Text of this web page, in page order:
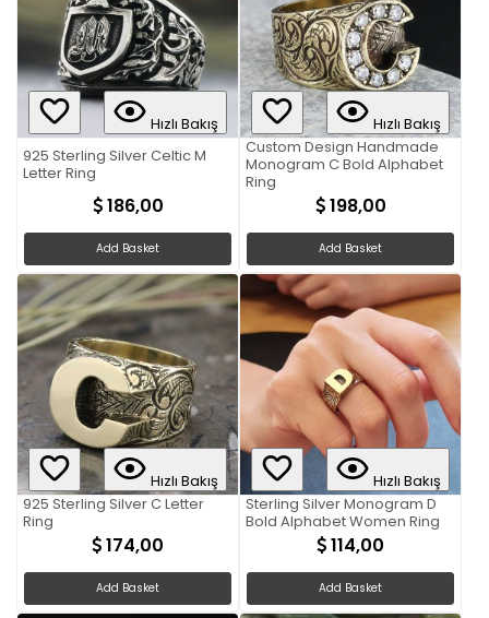
Hızlı Bakış
925 Sterling Silver Celtic M
Letter Ring
186,00
Add Basket
Hızlı Bakış
Custom Design Handmade
Monogram C Bold Alphabet
Ring
198,00
Add Basket
Hızlı Bakış
925 Sterling Silver C Letter
Ring
174,00
Add Basket
Hızlı Bakış
Sterling Silver Monogram D
Bold Alphabet Women Ring
114,00
Add Basket